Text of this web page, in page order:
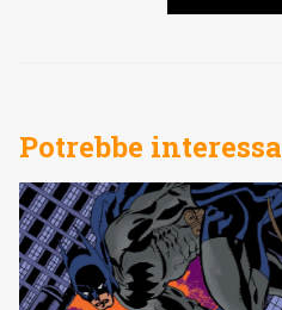
Potrebbe